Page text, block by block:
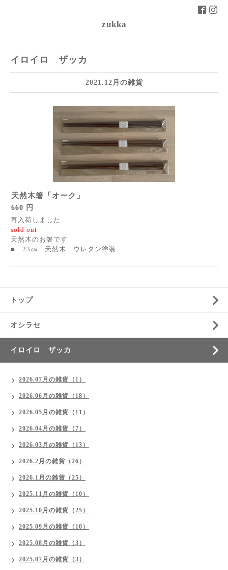
zukka
イロイロ ザッカ
2021.12月の雑貨
天然木箸「オーク」
660 円
再入荷しました
sold out
天然木のお箸です
■ 23㎝ 天然木 ウレタン塗装
トップ
オシラセ
イロイロ ザッカ
2026.07月の雑貨（1）
2026.06月の雑貨（18）
2026.05月の雑貨（11）
2026.04月の雑貨（7）
2026.03月の雑貨（13）
2026.2月の雑貨（26）
2026.1月の雑貨（25）
2025.11月の雑貨（10）
2025.10月の雑貨（25）
2025.09月の雑貨（10）
2025.08月の雑貨（3）
2025.07月の雑貨（3）